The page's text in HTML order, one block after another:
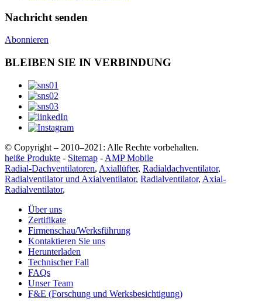
Nachricht senden
Abonnieren
BLEIBEN SIE IN VERBINDUNG
© Copyright – 2010–2021: Alle Rechte vorbehalten.
heiße Produkte - Sitemap - AMP Mobile
Radial-Dachventilatoren, Axiallüfter, Radialdachventilator,
Radialventilator und Axialventilator, Radialventilator, Axial-
Radialventilator,
Über uns
Zertifikate
Firmenschau/Werksführung
Kontaktieren Sie uns
Herunterladen
Technischer Fall
FAQs
Unser Team
F&E (Forschung und Werksbesichtigung)